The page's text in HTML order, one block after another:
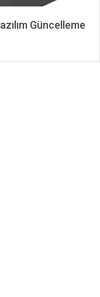
Güncelleme